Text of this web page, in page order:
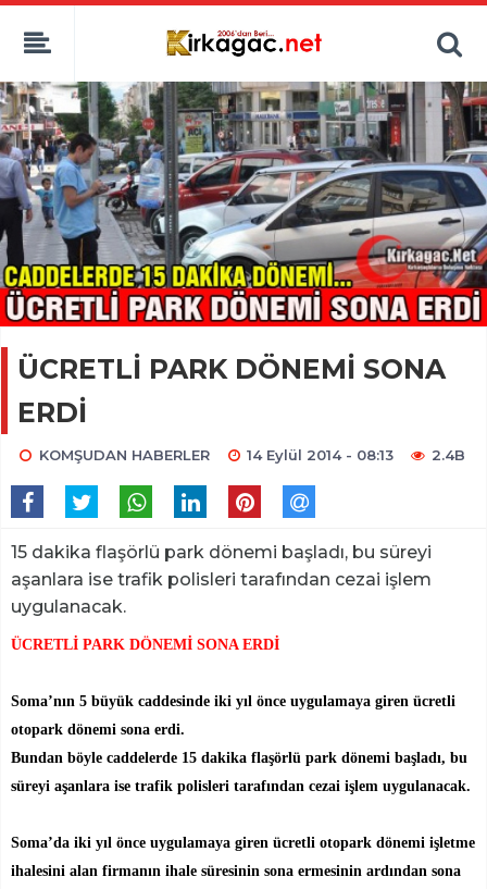
ÜCRETLİ PARK DÖNEMİ SONA
ERDİ
KOMŞUDAN HABERLER 14 Eylül 2014 - 08:13 2.4B
15 dakika flaşörlü park dönemi başladı, bu süreyi
aşanlara ise trafik polisleri tarafından cezai işlem
uygulanacak.
ÜCRETLİ PARK DÖNEMİ SONA ERDİ
Soma’nın 5 büyük caddesinde iki yıl önce uygulamaya giren ücretli
otopark dönemi sona erdi.
Bundan böyle caddelerde 15 dakika flaşörlü park dönemi başladı, bu
süreyi aşanlara ise trafik polisleri tarafından cezai işlem uygulanacak.
Soma’da iki yıl önce uygulamaya giren ücretli otopark dönemi işletme
ihalesini alan firmanın ihale süresinin sona ermesinin ardından sona